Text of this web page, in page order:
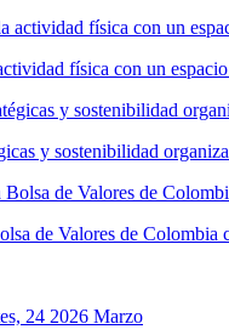
física con un
y sostenibilidad
de Valores de Colombia
24 2026 Marzo